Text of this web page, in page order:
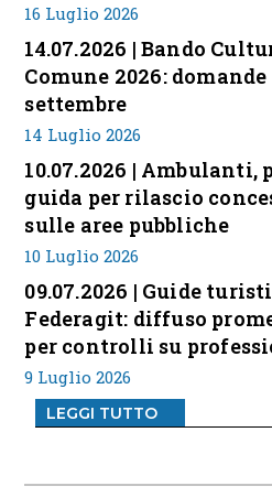
16 Luglio 2026
14.07.2026 | Bando
Comune 2026:
settembre
14 Luglio 2026
10.07.2026 |
guida per rilascio
sulle aree pubbliche
10 Luglio 2026
09.07.2026 | Guide
Federagit: diffuso
per controlli su
9 Luglio 2026
LEGGI TUTTO